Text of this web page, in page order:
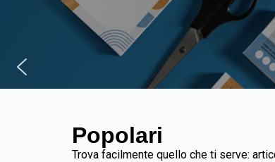
Popolari
Trova facilmente quello che ti serve: